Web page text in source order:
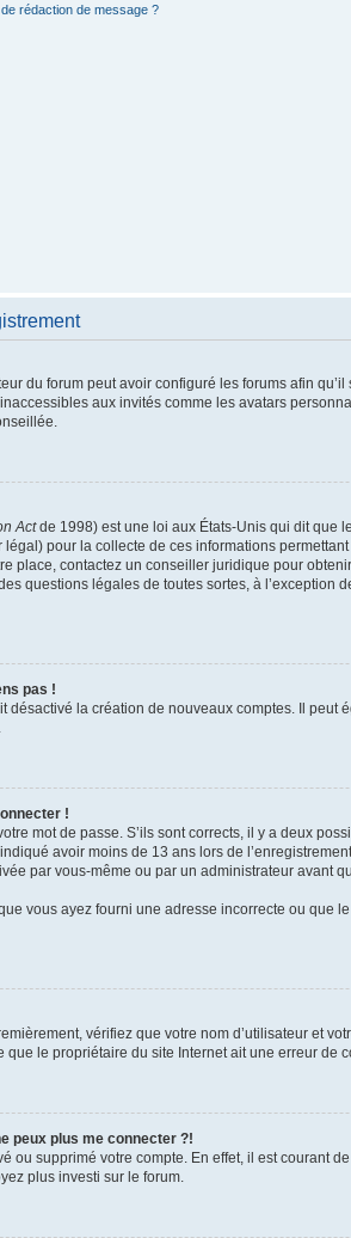
rédaction de message ?
du forum peut avoir configuré les forums afin
aux invités comme les avatars
Actde 1998) est une loi aux États-Unis qui dit que
pour la collecte de ces informations
place, contactez un conseiller juridique pour
questions légales de toutes sortes, à
pas !
désactivé la création de nouveaux comptes. Il
!
mot de passe. S’ils sont corrects, il y a deux
avoir moins de 13 ans lors de
par vous-même ou par un administrateur avant
vous ayez fourni une adresse incorrecte ou que
vérifiez que votre nom d’utilisateur et
le propriétaire du site Internet ait une erreur de
peux plus me connecter ?!
ou supprimé votre compte. En effet, il est
plus investi sur le forum.